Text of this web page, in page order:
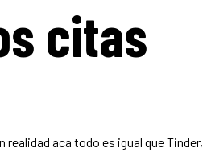
citas
aca todo es igual que Tinder,